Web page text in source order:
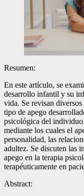
Resumen:
En este artículo, se
desarrollo infantil y su
vida. Se revisan
tipo de apego
psicológica del
mediante los cuales el
personalidad, las
adultez. Se discuten las
apego en la terapia
terapéuticamente en
Abstract: